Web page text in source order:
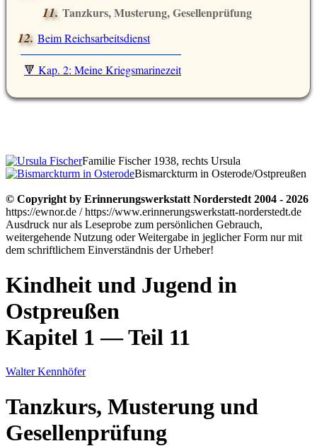
Tanzkurs, Musterung, Gesellenprüfung
Beim Reichsarbeitsdienst
🔻 Kap. 2: Meine Kriegsmarinezeit
Familie Fischer 1938, rechts Ursula
Bismarckturm in Osterode/Ostpreußen
© Copyright by Erinnerungswerkstatt Norderstedt 2004 - 2026
https://ewnor.de / https://www.erinnerungswerkstatt-norderstedt.de
Ausdruck nur als Leseprobe zum persönlichen Gebrauch,
weitergehende Nutzung oder Weitergabe in jeglicher Form nur mit
dem schriftlichem Einverständnis der Urheber!
Kindheit und Jugend in
Ostpreußen
Kapitel 1 — Teil 11
Walter Kennhöfer
Tanzkurs, Musterung und
Gesellenprüfung